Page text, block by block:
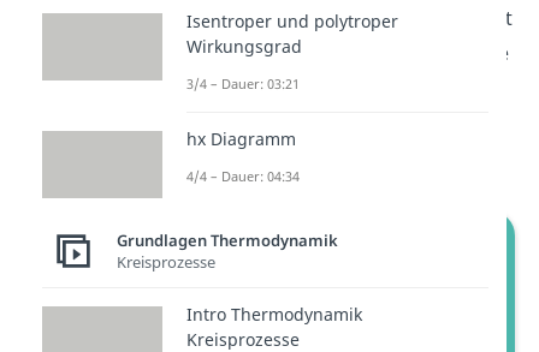
Ausstoß des heißen Abgases sorgt
für eineWärmeabfuhr
der Wärme
aus dem System. Folglich
Entropie
Isentroper und polytroper
Wirkungsgrad
3/4 – Dauer: 03:21
hx Diagramm
4/4 – Dauer: 04:34
Grundlagen Thermodynamik
Kreisprozesse
Intro Thermodynamik
Kreisprozesse